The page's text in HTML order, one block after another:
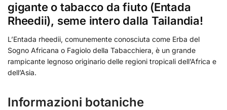
gigante o tabacco da fiuto (Entada
Rheedii), seme intero dalla Tailandia!
L’Entada rheedii, comunemente conosciuta come Erba del
Sogno Africana o Fagiolo della Tabacchiera, è un grande
rampicante legnoso originario delle regioni tropicali dell’Africa e
dell’Asia.
Informazioni botaniche